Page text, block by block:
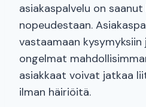
asiakaspalvelu on
nopeudestaan.
vastaamaan
ongelmat
asiakkaat voivat jatkaa
ilman häiriöitä.